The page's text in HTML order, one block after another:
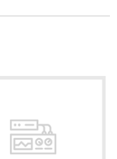
（割引率 0％）
（割引率20％）